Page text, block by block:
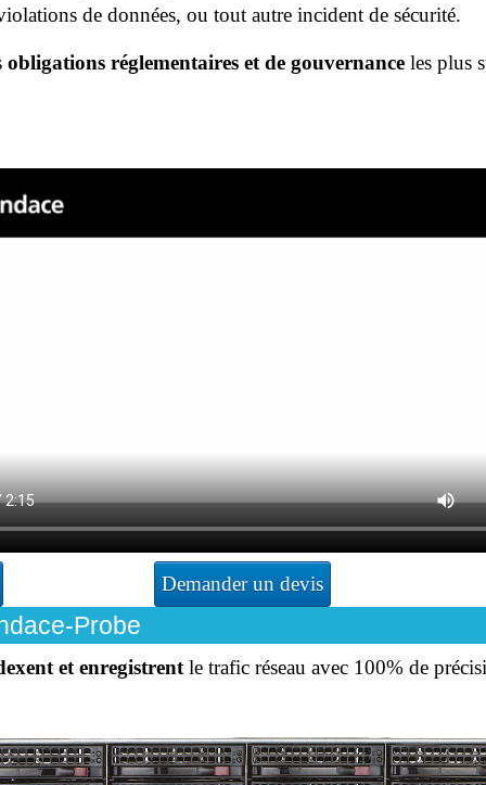
de données, ou tout autre incident de sécurité.
obligations réglementaires et de gouvernanceles plus
Demander un devis
Probe
et enregistrent le trafic réseau avec 100% de